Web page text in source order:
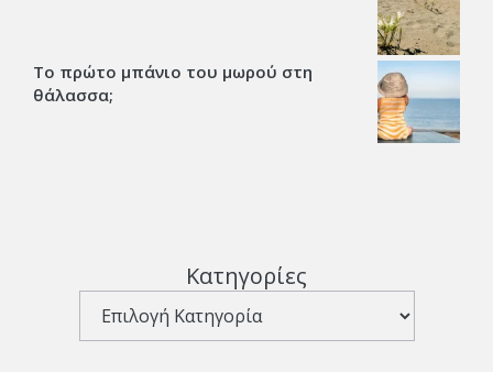
Το πρώτο μπάνιο του μωρού στη
θάλασσα;
Κατηγορίες